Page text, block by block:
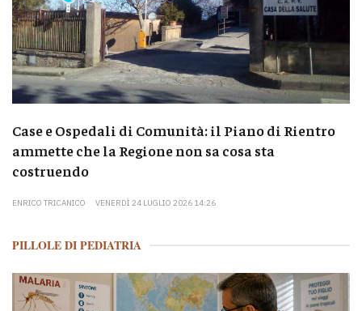
Case e Ospedali di Comunità: il Piano di Rientro
ammette che la Regione non sa cosa sta
costruendo
ENRICO TRICANICO VENERDÌ 24 LUGLIO 2026 14:26
PILLOLE DI PEDIATRIA